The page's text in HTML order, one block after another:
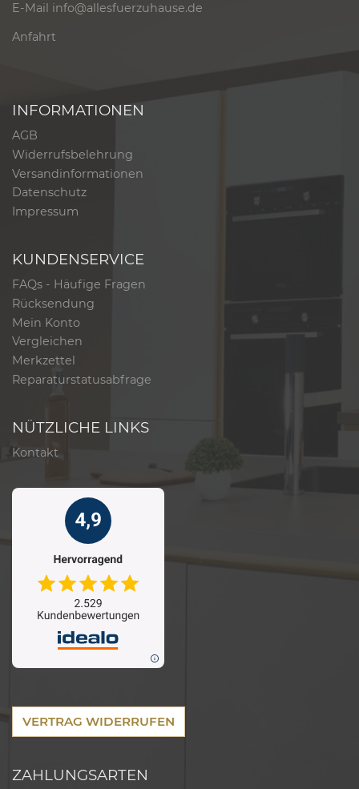
E-Mail info@allesfuerzuhause.de
Anfahrt
INFORMATIONEN
AGB
Widerrufsbelehrung
Versandinformationen
Datenschutz
Impressum
KUNDENSERVICE
FAQs - Häufige Fragen
Rücksendung
Mein Konto
Vergleichen
Merkzettel
Reparaturstatusabfrage
NÜTZLICHE LINKS
Kontakt
VERTRAG WIDERRUFEN
ZAHLUNGSARTEN